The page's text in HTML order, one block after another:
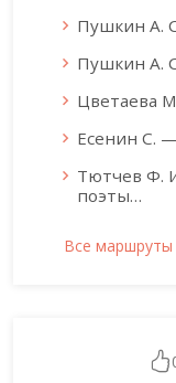
Пушкин А.
Пушкин А.
Цветаева
Есенин С.
Тютчев Ф.
поэты…
Все маршруты